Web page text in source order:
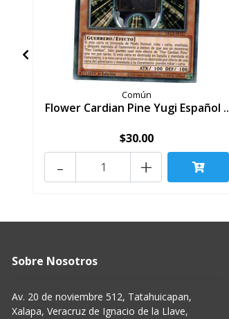
Común
Flower Cardian Pine Yugi Español ..
$30.00
+
-
Sobre Nosotros
Av. 20 de noviembre 512, Tatahuicapan,
Xalapa, Veracruz de Ignacio de la Llave,